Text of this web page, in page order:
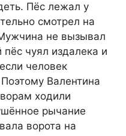
Пёс лежал у
смотрел на
не вызывал
чуял издалека и
человек
Валентина
ходили
рычание
ворота на